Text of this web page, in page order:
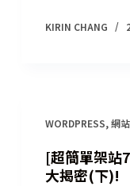
KIRIN CHANG
WORDPRESS,網
[超簡單架站
大揭密(下)!